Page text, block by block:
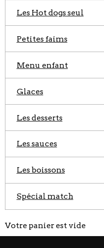
Les Hot dogs seul
Petites faims
Menu enfant
Glaces
Les desserts
Les sauces
Les boissons
Spécial match
Votre panier est vide